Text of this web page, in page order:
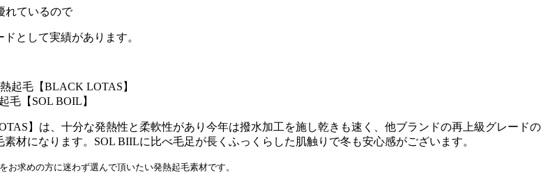
れているので
として実績があります。
起毛【BLACK LOTAS】
毛【SOL BOIL】
】は、十分な発熱性と柔軟性があり今年は撥水加工を施し乾きも速く、他ブランドの再上級グレードの
材になります。SOL BIILに比べ毛足が長くふっくらした肌触りで冬も安心感がございます。
求めの方に迷わず選んで頂いたい発熱起毛素材です。